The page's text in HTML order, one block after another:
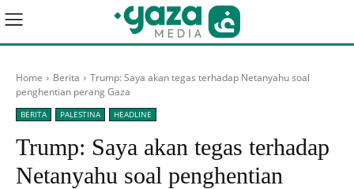
Home Berita
Trump: Saya akan tegas terhadap Netanyahu soal
penghentian perang Gaza
BERITA PALESTINA HEADLINE
Trump: Saya akan tegas terhadap
Netanyahu soal penghentian